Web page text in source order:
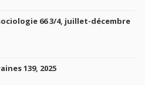
66 3/4, juillet-décembre
139, 2025